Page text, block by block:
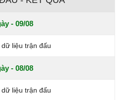
- 09/08
liệu trận đấu
- 08/08
liệu trận đấu